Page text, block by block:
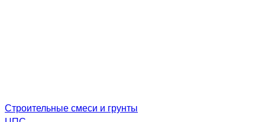
Строительные смеси и грунты